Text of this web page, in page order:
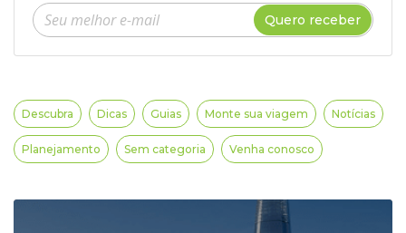
Insira seu e-mail
Quero receber
Descubra Dicas Guias Monte sua viagem Notícias
Planejamento Sem categoria Venha conosco